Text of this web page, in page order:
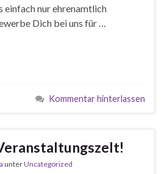
einfach nur ehrenamtlich
Dich bei uns für …
Kommentar hinterlassen
unterUncategorized